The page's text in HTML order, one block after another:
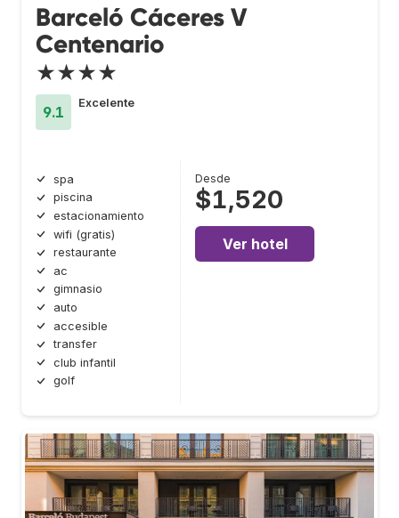
Barceló Cáceres V
Centenario
★★★★
9.1
Excelente
spa
piscina
estacionamiento
wifi (gratis)
restaurante
ac
gimnasio
auto
accesible
transfer
club infantil
golf
Desde
$1,520
Ver hotel